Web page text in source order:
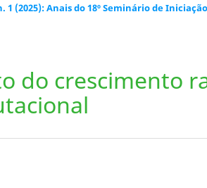
1 (2025): Anais do 18º Seminário de
do crescimento